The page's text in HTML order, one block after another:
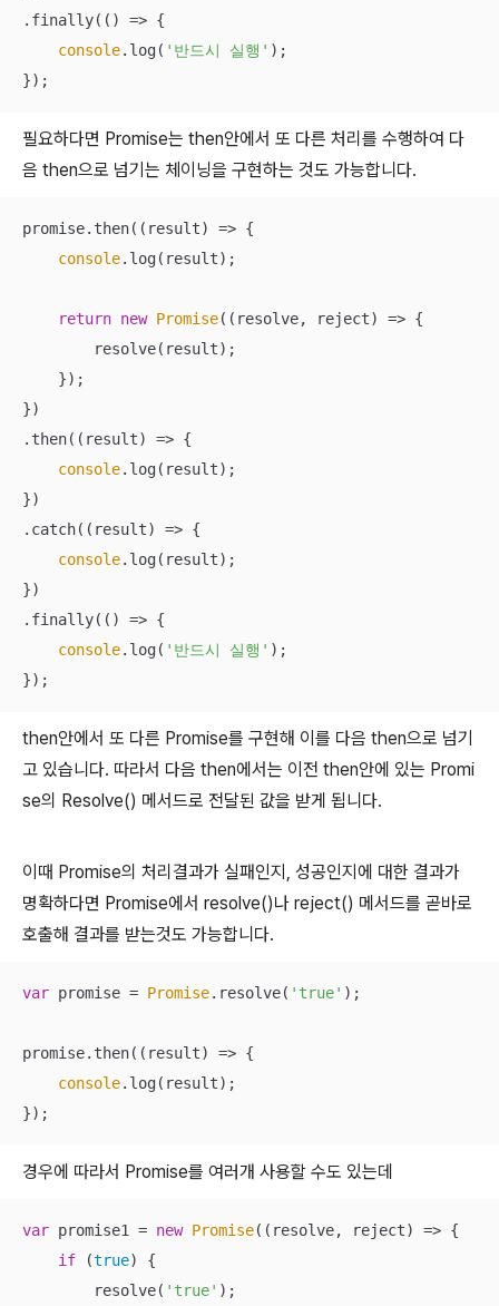
.finally( () => {
console.log( '반드시 실행' );
});
필요하다면 Promise는 then안에서 또 다른 처리를 수행하여 다
음 then으로 넘기는 체이닝을 구현하는 것도 가능합니다.
promise.then( ( result) => {
console.log(result);
return new Promise( ( resolve, reject) => {
        resolve(result);
    });
})
.then( ( result) => {
console.log(result);
})
.catch( ( result) => {
console.log(result);
})
.finally( () => {
console.log( '반드시 실행' );
});
then안에서 또 다른 Promise를 구현해 이를 다음 then으로 넘기
고 있습니다. 따라서 다음 then에서는 이전 then안에 있는 Promi
se의 Resolve() 메서드로 전달된 값을 받게 됩니다.
이때 Promise의 처리결과가 실패인지, 성공인지에 대한 결과가
명확하다면 Promise에서 resolve()나 reject() 메서드를 곧바로
호출해 결과를 받는것도 가능합니다.
var promise = Promise.resolve( 'true' );
promise.then( ( result) => {
console.log(result);
});
경우에 따라서 Promise를 여러개 사용할 수도 있는데
var promise1 = new Promise( ( resolve, reject) => {
if (true) {
        resolve(
'true' );